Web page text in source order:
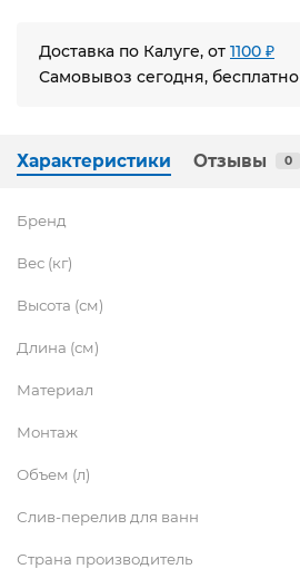
Доставка по Калуге, от 1100 ₽
Самовывоз сегодня, бесплатно
Характеристики Отзывы 0
Бренд
Вес (кг)
Высота (см)
Длина (см)
Материал
Монтаж
Объем (л)
Слив-перелив для ванн
Страна производитель